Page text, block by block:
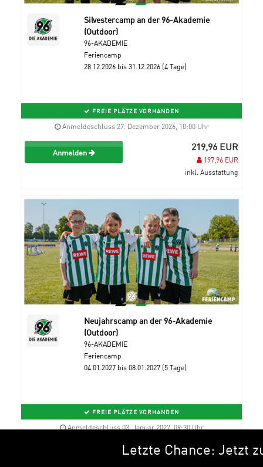
Silvestercamp an der 96-Akademie
(Outdoor)
96-AKADEMIE
Feriencamp
28.12.2026 bis 31.12.2026 (4 Tage)
FREIE PLÄTZE VORHANDEN
Anmeldeschluss 27. Dezember 2026, 10:00 Uhr
Anmelden 219,96 EUR
197,96 EUR
inkl. Ausstattung
Neujahrscamp an der 96-Akademie
(Outdoor)
96-AKADEMIE
Feriencamp
04.01.2027 bis 08.01.2027 (5 Tage)
FREIE PLÄTZE VORHANDEN
Anmeldeschluss 03. Januar 2027, 09:30 Uhr
249,96 EUR
Letzte Chance: Jetzt zu